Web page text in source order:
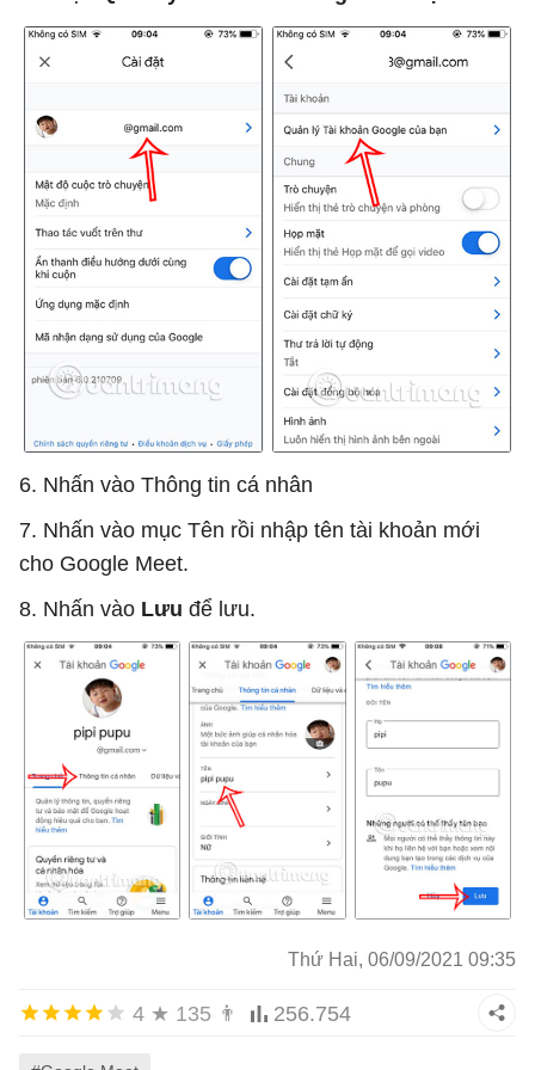
6. Nhấn vào Thông tin cá nhân
7. Nhấn vào mục Tên rồi nhập tên tài khoản mới
cho Google Meet.
8. Nhấn vào Lưu để lưu.
Thứ Hai, 06/09/2021 09:35
4 ★ 135 👨 256.754